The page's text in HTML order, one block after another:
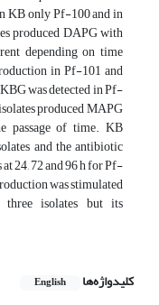
KB only Pf-100 and in
produced DAPG with
depending on time
in Pf-101 and
was detected in Pf-
produced MAPG
passage of time. KB
and the antibiotic
24, 72 and 96 h for Pf-
was stimulated
isolates but its
کلیدواژه‌ها English